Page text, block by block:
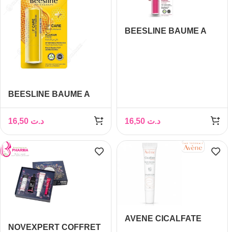
BEESLINE BAUME A
SANS PARFUM 4G
د.ت
BEESLINE BAUME A
د.ت
NOVEXPERT COFFRET
AVENE CICALFATE